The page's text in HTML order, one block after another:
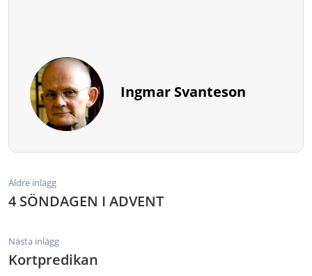
Ingmar Svanteson
Äldre inlägg
4 SÖNDAGEN I ADVENT
Nästa inlägg
Kortpredikan